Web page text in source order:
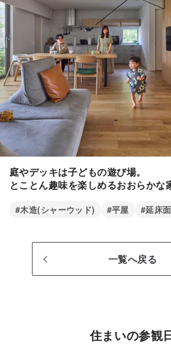
庭やデッキは子どもの遊び場。
とことん趣味を楽しめるおおらかな
#木造(シャーウッド) #平屋 #延床
一覧へ戻る
住まいの参観